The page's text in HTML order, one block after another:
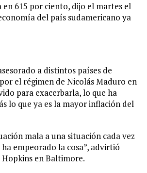
en 615 por ciento, dijo el martes el
del país sudamericano ya
a distintos países de
el régimen de Nicolás Maduro en
para exacerbarla, lo que ha
lo que ya es la mayor inflación del
mala a una situación cada vez
empeorado la cosa”, advirtió
en Baltimore.